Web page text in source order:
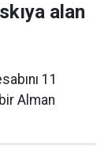
alan
11
Alman